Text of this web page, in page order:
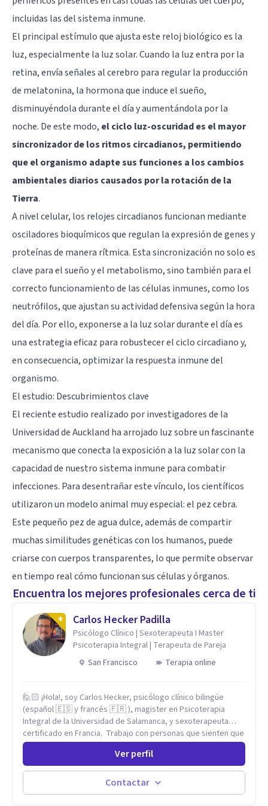
incluidas las del sistema inmune.
El principal estímulo que ajusta este reloj biológico es la
luz, especialmente la luz solar. Cuando la luz entra por la
retina, envía señales al cerebro para regular la producción
de melatonina, la hormona que induce el sueño,
disminuyéndola durante el día y aumentándola por la
noche. De este modo, el ciclo luz-oscuridad es el mayor
sincronizador de los ritmos circadianos, permitiendo
que el organismo adapte sus funciones a los cambios
ambientales diarios causados por la rotación de la
Tierra.
A nivel celular, los relojes circadianos funcionan mediante
osciladores bioquímicos que regulan la expresión de genes y
proteínas de manera rítmica. Esta sincronización no solo es
clave para el sueño y el metabolismo, sino también para el
correcto funcionamiento de las células inmunes, como los
neutrófilos, que ajustan su actividad defensiva según la hora
del día. Por ello, exponerse a la luz solar durante el día es
una estrategia eficaz para robustecer el ciclo circadiano y,
en consecuencia, optimizar la respuesta inmune del
organismo.
El estudio: Descubrimientos clave
El reciente estudio realizado por investigadores de la
Universidad de Auckland ha arrojado luz sobre un fascinante
mecanismo que conecta la exposición a la luz solar con la
capacidad de nuestro sistema inmune para combatir
infecciones. Para desentrañar este vínculo, los científicos
utilizaron un modelo animal muy especial: el pez cebra.
Este pequeño pez de agua dulce, además de compartir
muchas similitudes genéticas con los humanos, puede
criarse con cuerpos transparentes, lo que permite observar
en tiempo real cómo funcionan sus células y órganos.
Encuentra los mejores profesionales cerca de ti
Carlos Hecker Padilla
Psicólogo Clínico | Sexoterapeuta I Master
Psicoterapia Integral | Terapeuta de Pareja
San Francisco
Terapia online
🙋🏻 ¡Hola!, soy Carlos Hecker, psicólogo clínico bilingüe
(español 🇪🇸 y francés 🇫🇷 ), magister en Psicoterapia
Integral de la Universidad de Salamanca, y sexoterapeuta
certificado en Francia. Trabajo con personas que sienten que
algo en su vida dejó de calzar: ansiedad que se desborda,
tristeza que no se va, duelos que se alargan, relaciones que
repiten el mismo patrón o preguntas en torno a la sexualidad
y la identidad que necesitan un espacio seguro para ser
habladas. Mi orientación teórica integra una mirada
Ver perfil
Contactar